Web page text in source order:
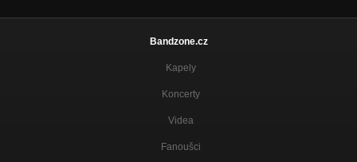
Bandzone.cz
Kapely
Koncerty
Videa
Fanoušci